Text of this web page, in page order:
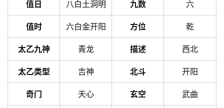
值日 八白土洞明 九数 六
值时 六白金开阳 方位 乾
太乙九神 青龙 描述 西北
太乙类型 吉神 北斗 开阳
奇门 天心 玄空 武曲